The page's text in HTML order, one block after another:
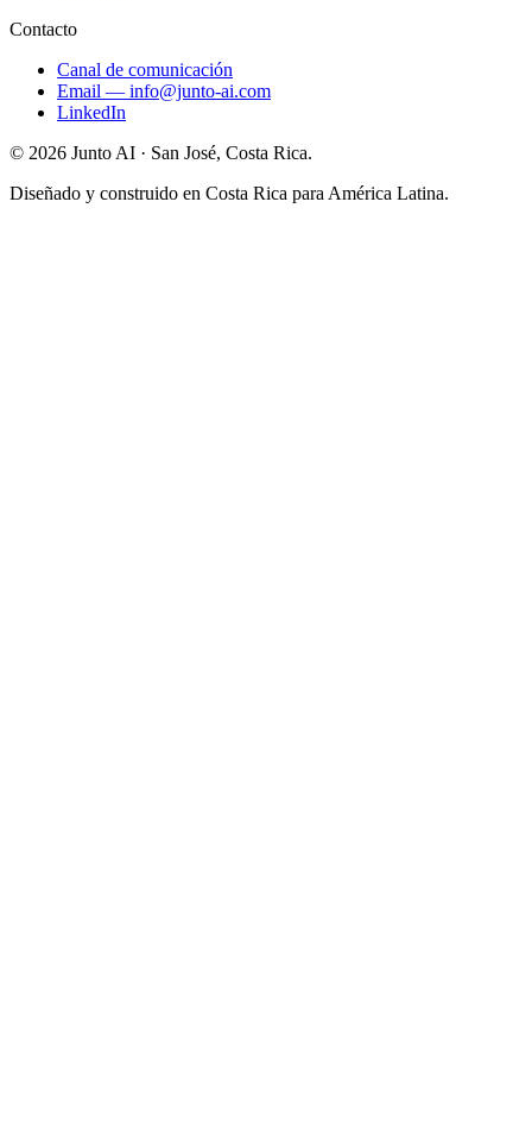
Contacto
Canal de comunicación
Email — info@junto-ai.com
LinkedIn
© 2026 Junto AI · San José, Costa Rica.
Diseñado y construido en Costa Rica para América Latina.